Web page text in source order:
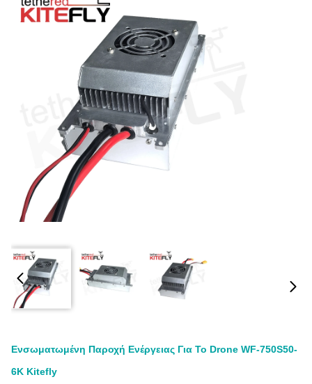
Ενσωματωμένη Παροχή Ενέργειας Για Το Drone WF-750S50-
6K Kitefly